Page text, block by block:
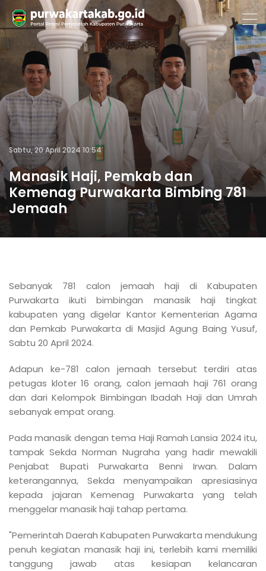
Sabtu, 20 April 2024 10:54
Manasik Haji, Pemkab dan
Kemenag Purwakarta Bimbing 781
Jemaah
Sebanyak 781 calon jemaah haji di Kabupaten
Purwakarta ikuti bimbingan manasik haji tingkat
kabupaten yang digelar Kantor Kementerian Agama
dan Pemkab Purwakarta di Masjid Agung Baing Yusuf,
Sabtu 20 April 2024.
Adapun ke-781 calon jemaah tersebut terdiri atas
petugas kloter 16 orang, calon jemaah haji 761 orang
dan dari Kelompok Bimbingan Ibadah Haji dan Umrah
sebanyak empat orang.
Pada manasik dengan tema Haji Ramah Lansia 2024 itu,
tampak Sekda Norman Nugraha yang hadir mewakili
Penjabat Bupati Purwakarta Benni Irwan. Dalam
keterangannya, Sekda menyampaikan apresiasinya
kepada jajaran Kemenag Purwakarta yang telah
menggelar manasik haji tahap pertama.
"Pemerintah Daerah Kabupaten Purwakarta mendukung
penuh kegiatan manasik haji ini, terlebih kami memiliki
tanggung jawab atas kesiapan kelancaran